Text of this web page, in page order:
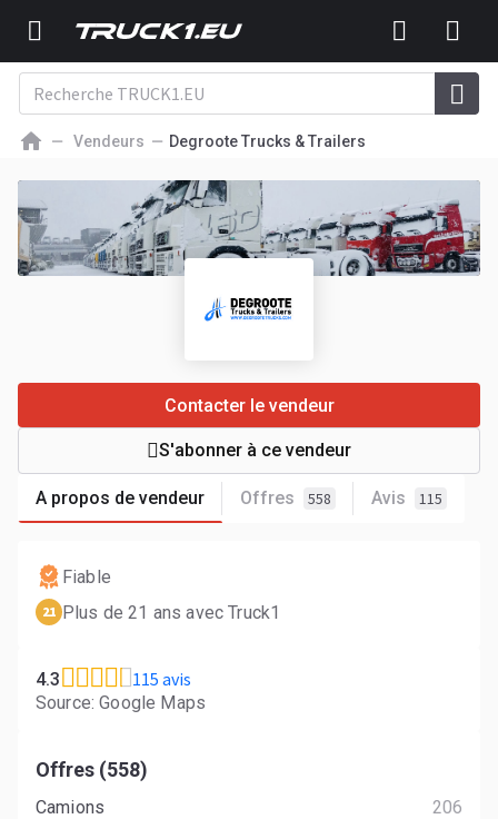
Vendeurs Degroote Trucks & Trailers
A propos de vendeur Offres 558 Avis 115
Contacter le vendeur
S'abonner à ce vendeur
Fiable
21 Plus de 21 ans avec Truck1
4.3 115 avis
Source: Google Maps
Offres (558)
Camions
206